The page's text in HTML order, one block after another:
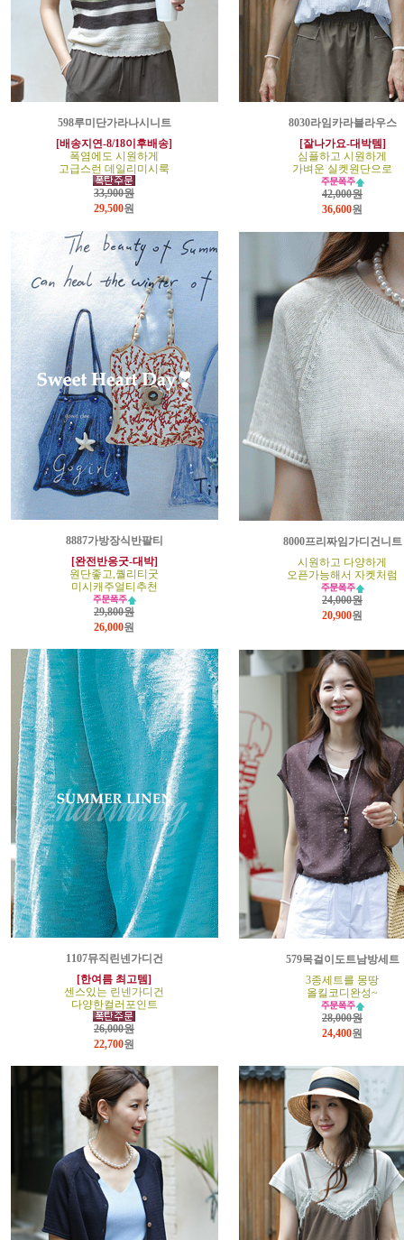
598루미단가라나시니트
[배송지연-8/18이후배송]
폭염에도 시원하게
고급스런 데일리미시룩
33,900원
29,500원
8030라임카라블라우스
[잘나가요-대박템]
심플하고 시원하게
가벼운 실켓원단으로
42,000원
36,600원
8887가방장식반팔티
[완전반응굿-대박]
원단좋고,퀄리티굿
미시캐주얼티추천
29,800원
26,000원
8000프리짜임가디건니트
시원하고 다양하게
오픈가능해서 자켓처럼
24,000원
20,900원
1107뮤직린넨가디건
[한여름 최고템]
센스있는 린넨가디건
다양한컬러포인트
26,000원
22,700원
579목걸이도트남방세트
3종세트를 몽땅
올킬코디완성~
28,000원
24,400원